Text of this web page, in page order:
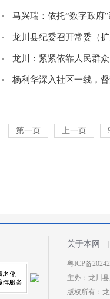
马兴瑞：依托“数字政府
龙川县纪委召开常委（
龙川：紧紧依靠人民群
杨利华深入社区一线，
第一页 上一页
关于本网
粤ICP备
主办：龙川
版权所有：